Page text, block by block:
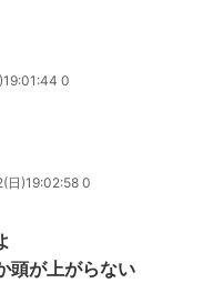
0
日)19:02:58 0
頭が上がらない